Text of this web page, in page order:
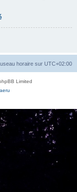
horaire sur UTC+02:00
Limited